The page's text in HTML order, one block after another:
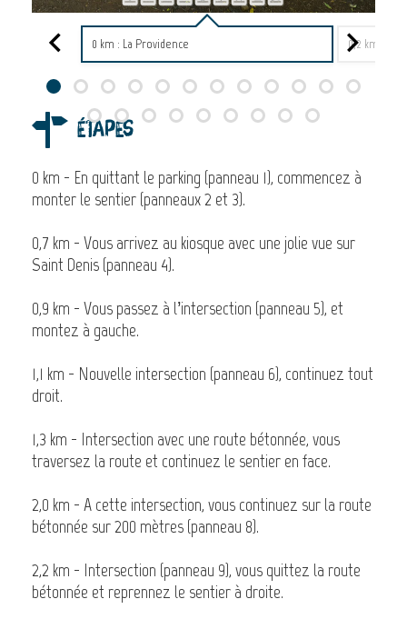
0 km : La Providence 0,2 km : La
Étapes
0 km - En quittant le parking (panneau 1), commencez à
monter le sentier (panneaux 2 et 3).
0,7 km - Vous arrivez au kiosque avec une jolie vue sur
Saint Denis (panneau 4).
0,9 km - Vous passez à l’intersection (panneau 5), et
montez à gauche.
1,1 km - Nouvelle intersection (panneau 6), continuez tout
droit.
1,3 km - Intersection avec une route bétonnée, vous
traversez la route et continuez le sentier en face.
2,0 km - A cette intersection, vous continuez sur la route
bétonnée sur 200 mètres (panneau 8).
2,2 km - Intersection (panneau 9), vous quittez la route
bétonnée et reprennez le sentier à droite.